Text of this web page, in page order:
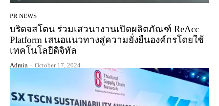
PR NEWS
บริดจสโตน ร่วมเสวนางานเปิดผลิตภัณฑ์ ReAcc
Platform เสนอแนวทางสู่ความยั่งยืนองค์กรโดยใช้
เทคโนโลยีดิจิทัล
Admin - October 17, 2024